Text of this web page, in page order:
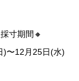
寸期間🔸
)〜12月25日(水)